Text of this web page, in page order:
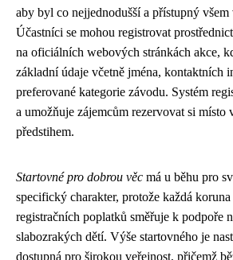
aby byl co nejjednodušší a přístupný
Účastníci se mohou registrovat
na oficiálních webových stránkách akce,
základní údaje včetně jména, kontaktních
preferované kategorie závodu. Systém
a umožňuje zájemcům rezervovat si místo
předstihem.
Startovné pro dobrou věc má u běhu pro
specifický charakter, protože každá
registračních poplatků směřuje k podpoře
slabozrakých dětí. Výše startovného je
dostupná pro širokou veřejnost, přičemž